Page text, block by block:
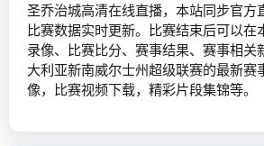
圣乔治城高清在线直播，本站同步官方
比赛数据实时更新。比赛结束后可以在
录像、比赛比分、赛事结果、赛事相关
大利亚新南威尔士州超级联赛的最新赛
像，比赛视频下载，精彩片段集锦等。